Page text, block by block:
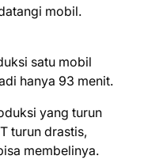
mobil.
satu mobil
hanya 93 menit.
yang turun
turun drastis,
membelinya.